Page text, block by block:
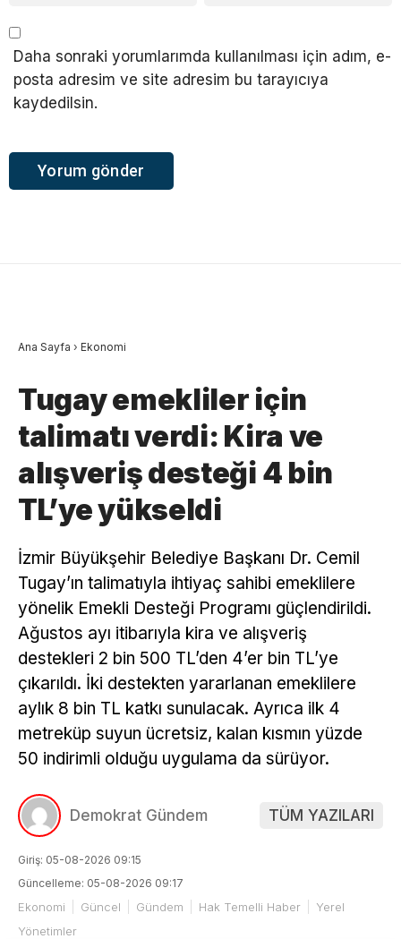
Daha sonraki yorumlarımda kullanılması için adım, e-
posta adresim ve site adresim bu tarayıcıya
kaydedilsin.
Ana Sayfa › Ekonomi
Tugay emekliler için
talimatı verdi: Kira ve
alışveriş desteği 4 bin
TL’ye yükseldi
İzmir Büyükşehir Belediye Başkanı Dr. Cemil
Tugay’ın talimatıyla ihtiyaç sahibi emeklilere
yönelik Emekli Desteği Programı güçlendirildi.
Ağustos ayı itibarıyla kira ve alışveriş
destekleri 2 bin 500 TL’den 4’er bin TL’ye
çıkarıldı. İki destekten yararlanan emeklilere
aylık 8 bin TL katkı sunulacak. Ayrıca ilk 4
metreküp suyun ücretsiz, kalan kısmın yüzde
50 indirimli olduğu uygulama da sürüyor.
Demokrat Gündem TÜM YAZILARI
Giriş: 05-08-2026 09:15
Güncelleme: 05-08-2026 09:17
Ekonomi Güncel Gündem Hak Temelli Haber
Yerel
Yönetimler